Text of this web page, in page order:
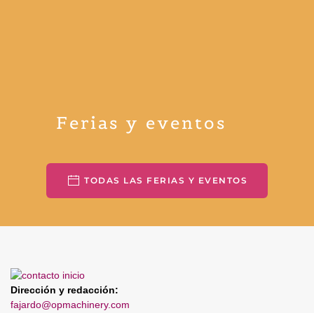
Ferias y eventos
TODAS LAS FERIAS Y EVENTOS
Dirección y redacción:
fajardo@opmachinery.com